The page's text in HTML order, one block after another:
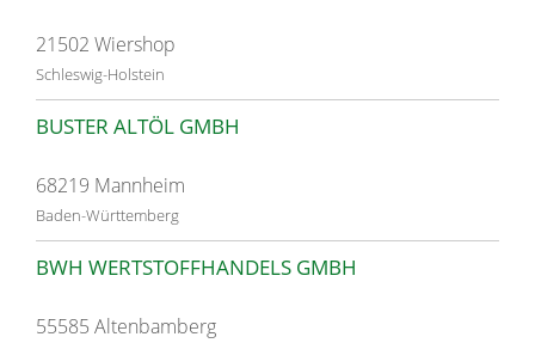
21502 Wiershop
Schleswig-Holstein
BUSTER ALTÖL GMBH
68219 Mannheim
Baden-Württemberg
BWH WERTSTOFFHANDELS GMBH
55585 Altenbamberg